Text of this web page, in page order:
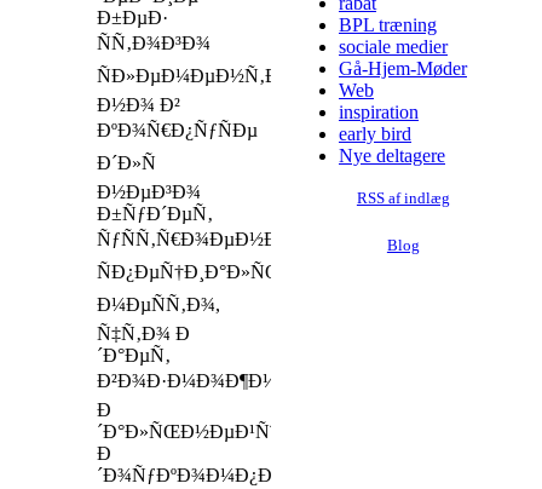
Ð±ÐµÐ·
ÑÑ‚Ð¾Ð³Ð¾
ÑÐ»ÐµÐ¼ÐµÐ½Ñ‚Ð°,
Ð½Ð¾ Ð²
ÐºÐ¾Ñ€Ð¿ÑƒÑÐµ
Ð´Ð»Ñ
Ð½ÐµÐ³Ð¾
Ð±ÑƒÐ´ÐµÑ‚
ÑƒÑÑ‚Ñ€Ð¾ÐµÐ½Ð¾
ÑÐ¿ÐµÑ†Ð¸Ð°Ð»ÑŒÐ½Ð¾Ð¹
Ð¼ÐµÑÑ‚Ð¾,
Ñ‡Ñ‚Ð¾ Ð
´Ð°ÐµÑ‚
Ð²Ð¾Ð·Ð¼Ð¾Ð¶Ð½Ð¾ÑÑ‚ÑŒ
Ð
´Ð°Ð»ÑŒÐ½ÐµÐ¹ÑˆÐµÐ¹
Ð
´Ð¾ÑƒÐºÐ¾Ð¼Ð¿Ð»ÐµÐºÑ‚Ð°Ñ†Ð¸Ð¸Ð¢Ð­
BPL træning
sociale medier
Gå-Hjem-Møder
Web
inspiration
early bird
Nye deltagere
RSS af indlæg
Blog